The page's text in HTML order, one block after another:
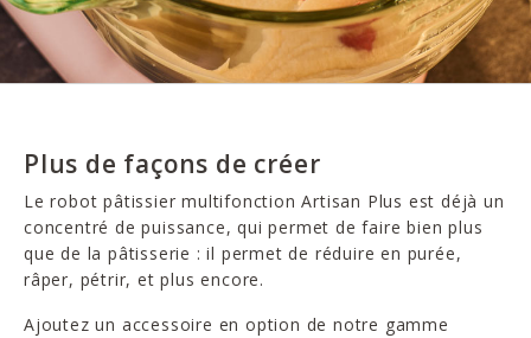
Plus de façons de créer
Le robot pâtissier multifonction Artisan Plus est déjà un
concentré de puissance, qui permet de faire bien plus
que de la pâtisserie : il permet de réduire en purée,
râper, pétrir, et plus encore.
Ajoutez un accessoire en option de notre gamme